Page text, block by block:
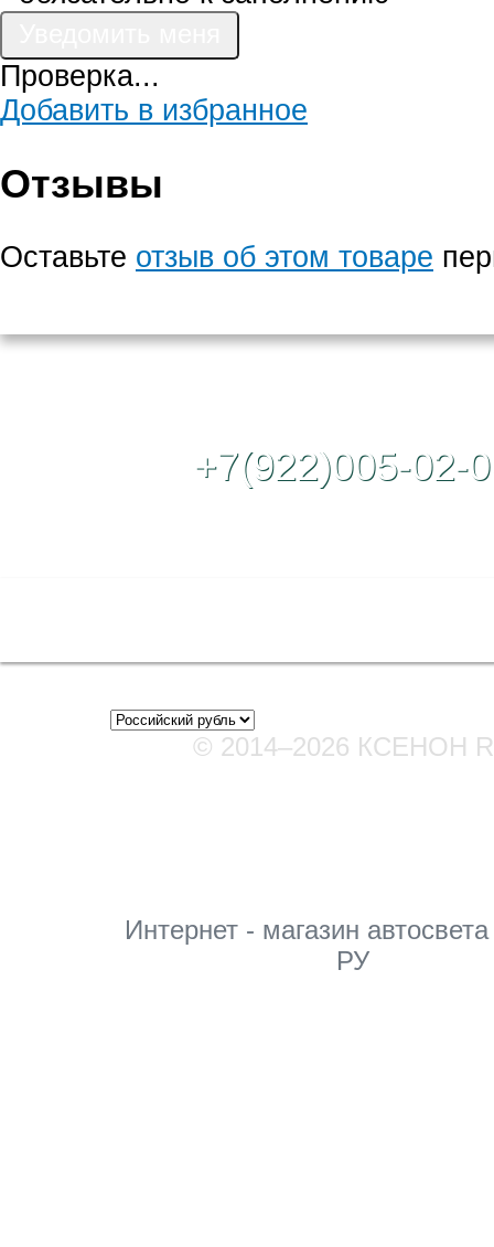
Проверка...
Добавить в избранное
Отзывы
Оставьте отзыв об этом товаре
+7(922)005-02-
© 2014–2026 КСЕНОН
Интернет - магазин
РУ